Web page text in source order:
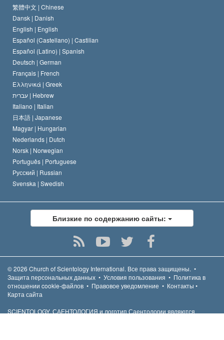
Кредо Церкви Саентологии
Кодекс саентолога
Дэвид Мицкевич
Международные стандарты в области прав человека
Декларация о религии
繁體中文 | Chinese
Dansk | Danish
English | English
Español (Castellano) | Castilian
Español (Latino) | Spanish
Deutsch | German
Français | French
Ελληνικά | Greek
עברית | Hebrew
Italiano | Italian
日本語 | Japanese
Magyar | Hungarian
Nederlands | Dutch
Norsk | Norwegian
Português | Portuguese
Русский | Russian
Svenska | Swedish
Близкие по содержанию сайты:
© 2026 Church of Scientology International. Все права защищены. •
Защита персональных данных • Условия пользования • Политика в
отношении cookie-файлов • Правовое уведомление • Контакты •
Карта сайта
SCIENTOLOGY, САЕНТОЛОГИЯ и логотип Саентологии являются